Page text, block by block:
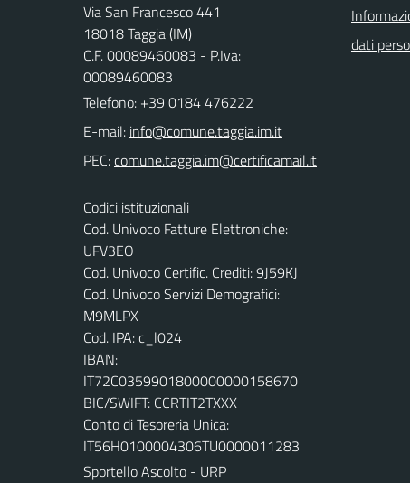
Via San Francesco 441
18018 Taggia (IM)
C.F. 00089460083 - P.Iva:
00089460083
Telefono: +39 0184 476222
E-mail:
PEC:
Codici istituzionali
Cod. Univoco Fatture Elettroniche:
UFV3EO
Cod. Univoco Certific. Crediti: 9J59KJ
Cod. Univoco Servizi Demografici:
M9MLPX
Cod. IPA: c_l024
IBAN:
IT72C0359901800000000158670
BIC/SWIFT: CCRTIT2TXXX
Conto di Tesoreria Unica:
IT56H0100004306TU0000011283
Sportello Ascolto - URP
dati